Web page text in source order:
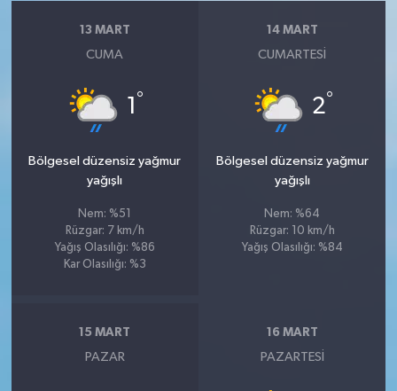
13 MART
CUMA
1 °
Bölgesel düzensiz yağmur
yağışlı
Nem: %51
Rüzgar: 7 km/h
Yağış Olasılığı: %86
Kar Olasılığı: %3
14 MART
CUMARTESI
2°
Bölgesel düzensiz yağmur
yağışlı
Nem: %64
Rüzgar: 10 km/h
Yağış Olasılığı: %84
15 MART
PAZAR
16 MART
PAZARTESI